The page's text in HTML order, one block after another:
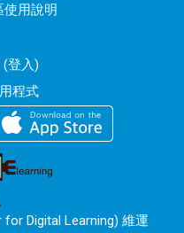
使用說明
(登入)
程式
Digital Learning) 維運